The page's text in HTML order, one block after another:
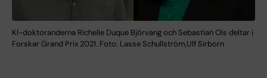
KI-doktoranderna Richelle Duque Björvang och Sebastian Ols deltar i
Forskar Grand Prix 2021. Foto: Lasse Schullström,Ulf Sirborn